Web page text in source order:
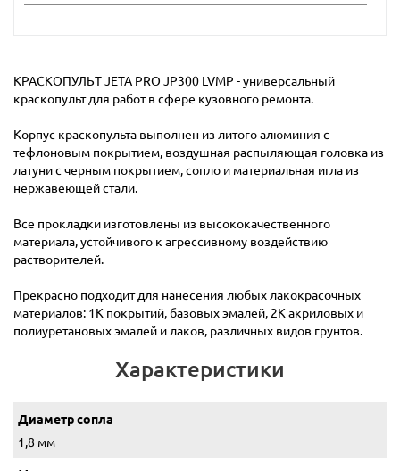
КРАСКОПУЛЬТ JETA PRO JP300 LVMP - универсальный
краскопульт для работ в сфере кузовного ремонта.
Корпус краскопульта выполнен из литого алюминия с
тефлоновым покрытием, воздушная распыляющая головка из
латуни с черным покрытием, сопло и материальная игла из
нержавеющей стали.
Все прокладки изготовлены из высококачественного
материала, устойчивого к агрессивному воздействию
растворителей.
Прекрасно подходит для нанесения любых лакокрасочных
материалов: 1К покрытий, базовых эмалей, 2К акриловых и
полиуретановых эмалей и лаков, различных видов грунтов.
Характеристики
Диаметр сопла
1,8 мм